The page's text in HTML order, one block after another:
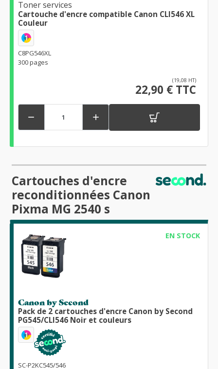
Toner services
Cartouche d'encre compatible Canon CLI546 XL
Couleur
1
C8PG546XL
300 pages
(19,08 HT)
22,90 € TTC
 
Cartouches d'encre
reconditionnées Canon
Pixma MG 2540 s
EN STOCK
Canon by Second
Pack de 2 cartouches d'encre Canon by Second
PG545/CLI546 Noir et couleurs
1
SC-P2KC545/546